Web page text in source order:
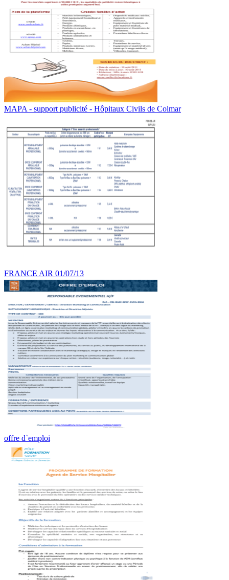
MAPA - support publicité - Hôpitaux Civils de Colmar
FRANCE AIR 01/07/13
offre d`emploi